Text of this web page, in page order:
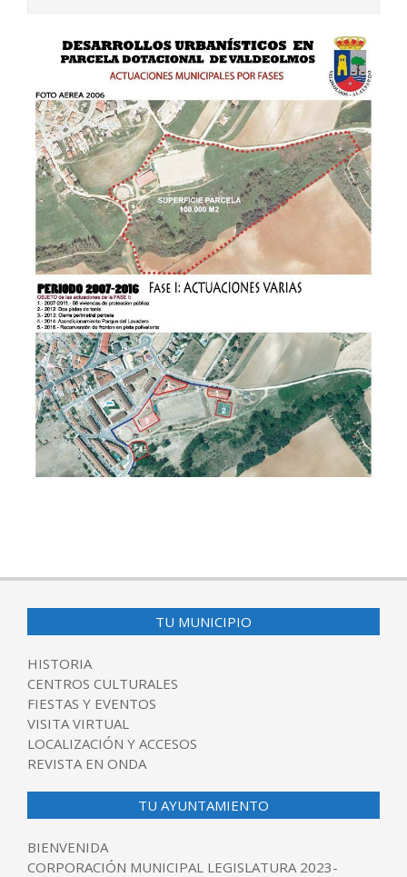
09-
TU MUNICIPIO
HISTORIA
CENTROS CULTURALES
FIESTAS Y EVENTOS
VISITA VIRTUAL
LOCALIZACIÓN Y ACCESOS
REVISTA EN ONDA
TU AYUNTAMIENTO
BIENVENIDA
CORPORACIÓN MUNICIPAL LEGISLATURA 2023-